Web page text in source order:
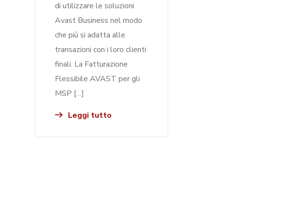
di utilizzare le soluzioni
Avast Business nel modo
che più si adatta alle
transazioni con i loro clienti
finali. La Fatturazione
Flessibile AVAST per gli
MSP […]
Leggi tutto